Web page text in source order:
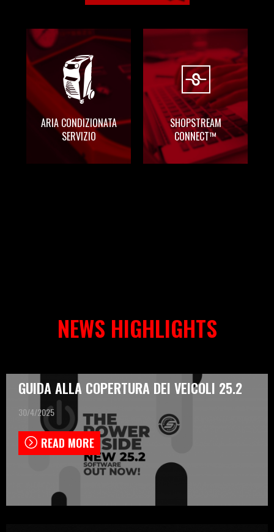
ADAS
ARIA CONDIZIONATA
SERVIZIO
SHOPSTREAM
CONNECT™
NEWS HIGHLIGHTS
GUIDA ALLA COPERTURA DEI VEICOLI 25.2
30/4/2025
READ MORE